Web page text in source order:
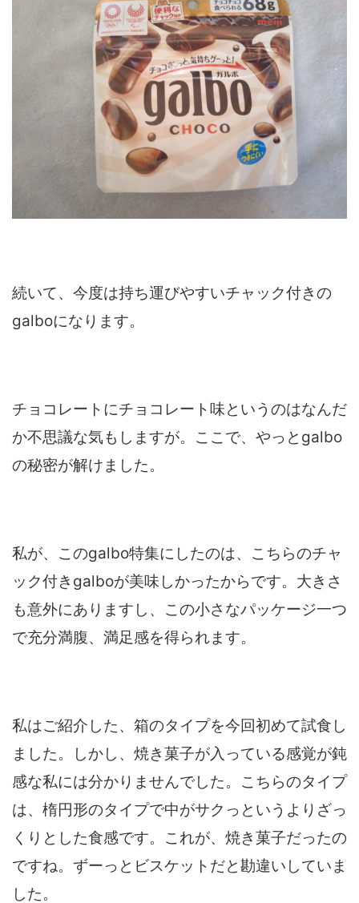
続いて、今度は持ち運びやすいチャック付きの
galboになります。
チョコレートにチョコレート味というのはなんだ
か不思議な気もしますが。ここで、やっとgalbo
の秘密が解けました。
私が、このgalbo特集にしたのは、こちらのチャ
ック付きgalboが美味しかったからです。大きさ
も意外にありますし、この小さなパッケージ一つ
で充分満腹、満足感を得られます。
私はご紹介した、箱のタイプを今回初めて試食し
ました。しかし、焼き菓子が入っている感覚が鈍
感な私には分かりませんでした。こちらのタイプ
は、楕円形のタイプで中がサクっというよりざっ
くりとした食感です。これが、焼き菓子だったの
ですね。ずーっとビスケットだと勘違いしていま
した。